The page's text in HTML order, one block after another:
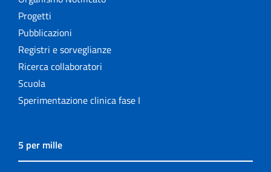
Progetti
Pubblicazioni
Registri e sorveglianze
Ricerca collaboratori
Scuola
Sperimentazione clinica fase I
5 per mille